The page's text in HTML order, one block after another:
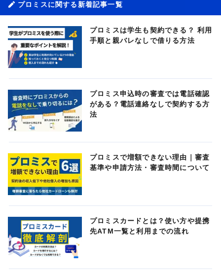
プロミスに関する新着記事一覧
プロミスは学生も契約できる？ 利用
手順と親バレなしで借りる方法
プロミス申込時の審査では電話確認
がある？電話連絡なしで契約する方
法
プロミスで増額できない理由｜審査
基準や申請方法・審査時間について
プロミスカードとは？使い方や提携
先ATM一覧と利用までの流れ